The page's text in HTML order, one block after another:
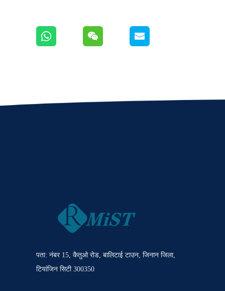
पता: नंबर 15, कैतुओ रोड, बालिटाई टाउन, जिनान जिला,
टियांजिन सिटी 300350